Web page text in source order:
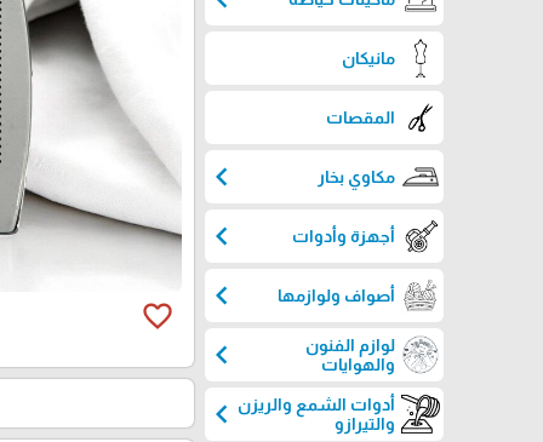
مانيكان
المقصات
مكاوي بخار chevron_left
أجهزة وأدوات chevron_left
أصواف ولوازمها chevron_left
لوازم الفنون
والهوايات
chevron_left
أدوات الشمع والريزن
والتيرازو
chevron_left
favorite_border